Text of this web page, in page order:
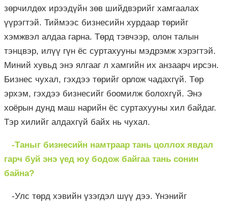
зөрчилдөх ирээдүйн зөв шийдвэрийг хамгаалах
үүрэгтэй. Тиймээс бизнесийн хурдаар төрийг
хэмжвэл алдаа гарна. Төрд тэвчээр, олон талын
тэнцвэр, илүү гүн ёс суртахууны мэдрэмж хэрэгтэй.
Миний хувьд энэ ялгааг л хамгийн их анзаарч ирсэн.
Бизнес чухал, гэхдээ төрийг орлож чадахгүй. Төр
эрхэм, гэхдээ бизнесийг боомилж болохгүй. Энэ
хоёрын дунд маш нарийн ёс суртахууны хил байдаг.
Тэр хилийг алдахгүй байх нь чухал.
-Таныг бизнесийн намтраар тань цоллох явдал
гарч буй энэ үед юу бодож байгаа тань сонин
байна?
-Улс төрд хэвийн үзэгдэл шүү дээ. Үнэнийг